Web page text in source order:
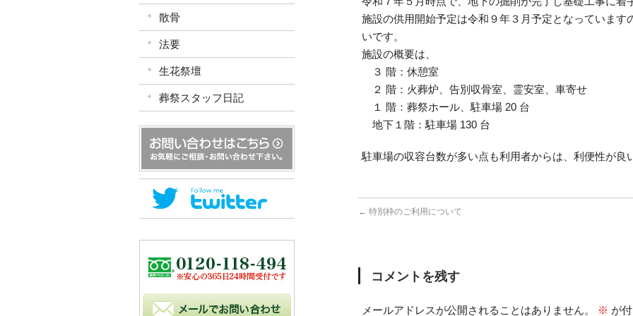
施設の供用開始予定は令和９年３月予定となっています
いです。
施設の概要は、
３ 階：休憩室
２ 階：⽕葬炉、告別収⾻室、霊安室、⾞寄せ
１ 階：葬祭ホール、駐⾞場 20 台
地下１階：駐⾞場 130 台
駐車場の収容台数が多い点も利用者からは、利便性が良
← 特別枠のご利用について
コメントを残す
メールアドレスが公開されることはありません。 ※ が
散骨
法要
生花祭壇
葬祭スタッフ日記